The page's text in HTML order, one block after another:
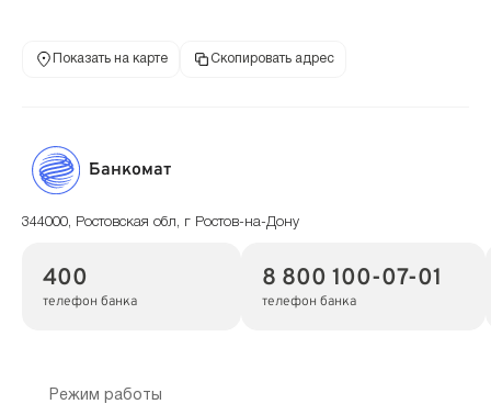
Показать на карте Скопировать адрес
Банкомат
344000, Ростовская обл, г Ростов-на-Дону
400
телефон банка
8 800 100-07-01
телефон банка
Режим работы